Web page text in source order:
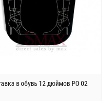
в обувь 12 дюймов PO 02